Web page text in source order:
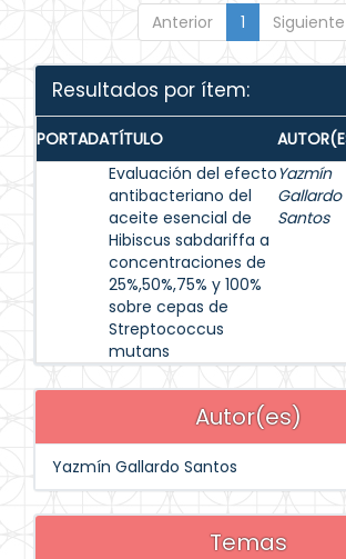
Anterior 1 Siguiente
Resultados por ítem:
PORTADATÍTULO
Evaluación del efecto
antibacteriano del
aceite esencial de
Hibiscus sabdariffa a
concentraciones de
25%,50%,75% y 100%
sobre cepas de
Streptococcus
mutans
Yazmín
Gallardo
Santos
Autor(es)
Yazmín Gallardo Santos
Temas